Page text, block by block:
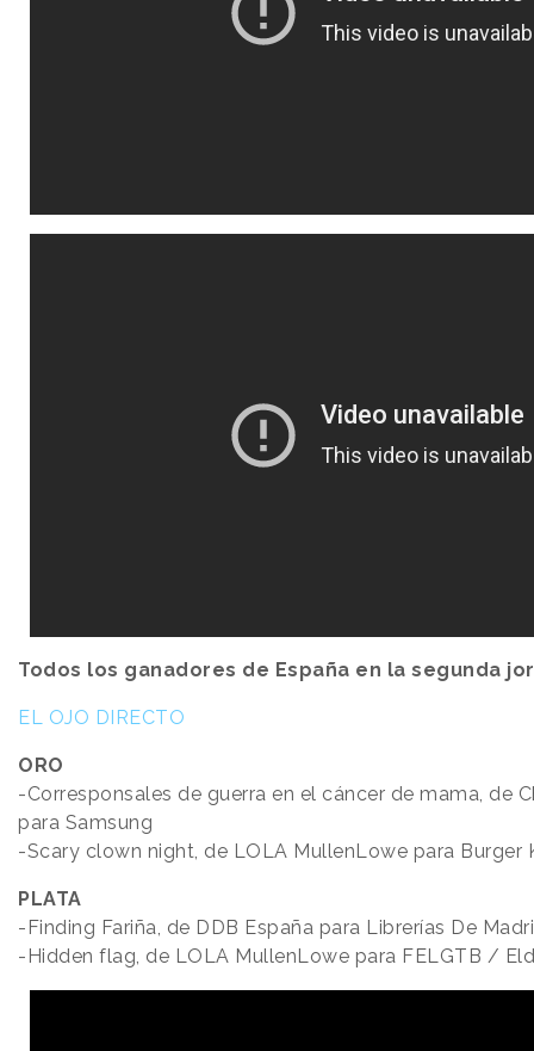
Todos los ganadores de España en la segunda
EL OJO DIRECTO
ORO
-Corresponsales de guerra en el cáncer de mama, de
para Samsung
-Scary clown night, de LOLA MullenLowe para Burger
PLATA
-Finding Fariña, de DDB España para Librerías De
-Hidden flag, de LOLA MullenLowe para FELGTB /